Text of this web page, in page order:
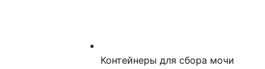
Контейнеры для сбора мочи